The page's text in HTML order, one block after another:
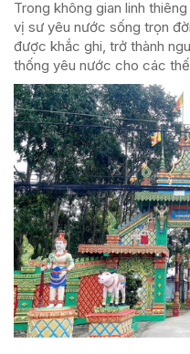
Trong không gian linh
vị sư yêu nước sống trọn
được khắc ghi, trở thành
thống yêu nước cho các